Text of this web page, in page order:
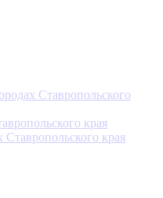
Ставропольского
края
края